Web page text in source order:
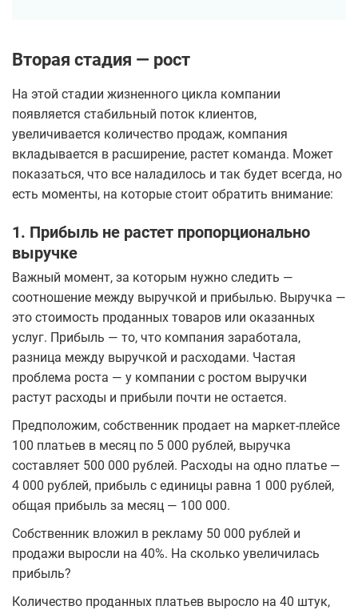
Вторая стадия — рост
На этой стадии жизненного цикла компании
появляется стабильный поток клиентов,
увеличивается количество продаж, компания
вкладывается в расширение, растет команда. Может
показаться, что все наладилось и так будет всегда, но
есть моменты, на которые стоит обратить внимание:
1. Прибыль не растет пропорционально
выручке
Важный момент, за которым нужно следить —
соотношение между выручкой и прибылью. Выручка —
это стоимость проданных товаров или оказанных
услуг. Прибыль — то, что компания заработала,
разница между выручкой и расходами. Частая
проблема роста — у компании с ростом выручки
растут расходы и прибыли почти не остается.
Предположим, собственник продает на маркет-плейсе
100 платьев в месяц по 5 000 рублей, выручка
составляет 500 000 рублей. Расходы на одно платье —
4 000 рублей, прибыль с единицы равна 1 000 рублей,
общая прибыль за месяц — 100 000.
Собственник вложил в рекламу 50 000 рублей и
продажи выросли на 40%. На сколько увеличилась
прибыль?
Количество проданных платьев выросло на 40 штук,